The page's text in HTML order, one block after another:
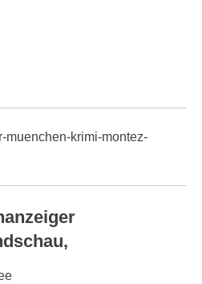
muenchen-krimi-montez-